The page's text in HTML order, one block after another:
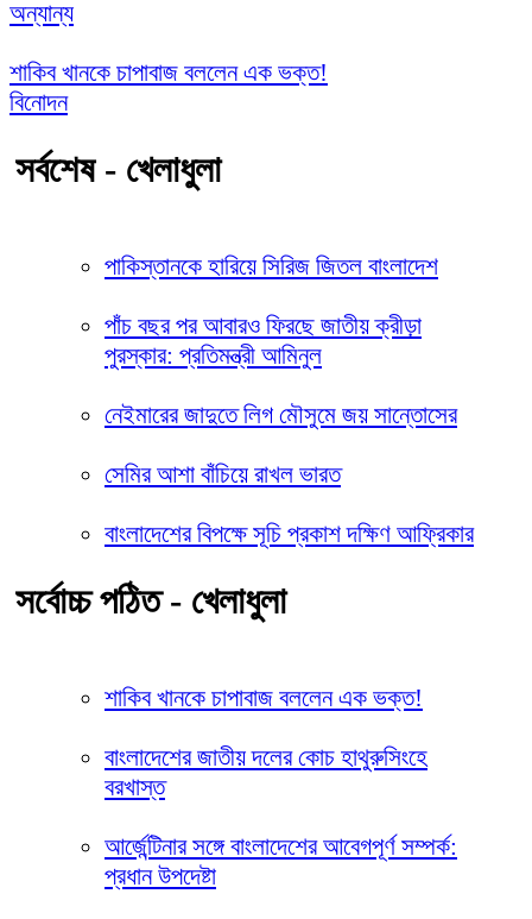
অন্যান্য
শাকিব খানকে চাপাবাজ বললেন এক ভক্ত!
বিনোদন
সর্বশেষ - খেলাধুলা
পাকিস্তানকে হারিয়ে সিরিজ জিতল বাংলাদেশ
পাঁচ বছর পর আবারও ফিরছে জাতীয় ক্রীড়া
পুরস্কার: প্রতিমন্ত্রী আমিনুল
নেইমারের জাদুতে লিগ মৌসুমে জয় সান্তোসের
সেমির আশা বাঁচিয়ে রাখল ভারত
বাংলাদেশের বিপক্ষে সূচি প্রকাশ দক্ষিণ আফ্রিকার
সর্বোচ্চ পঠিত - খেলাধুলা
শাকিব খানকে চাপাবাজ বললেন এক ভক্ত!
বাংলাদেশের জাতীয় দলের কোচ হাথুরুসিংহে
বরখাস্ত
আর্জেন্টিনার সঙ্গে বাংলাদেশের আবেগপূর্ণ সম্পর্ক:
প্রধান উপদেষ্টা